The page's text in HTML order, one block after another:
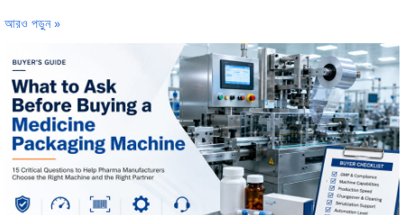
আরও পড়ুন »